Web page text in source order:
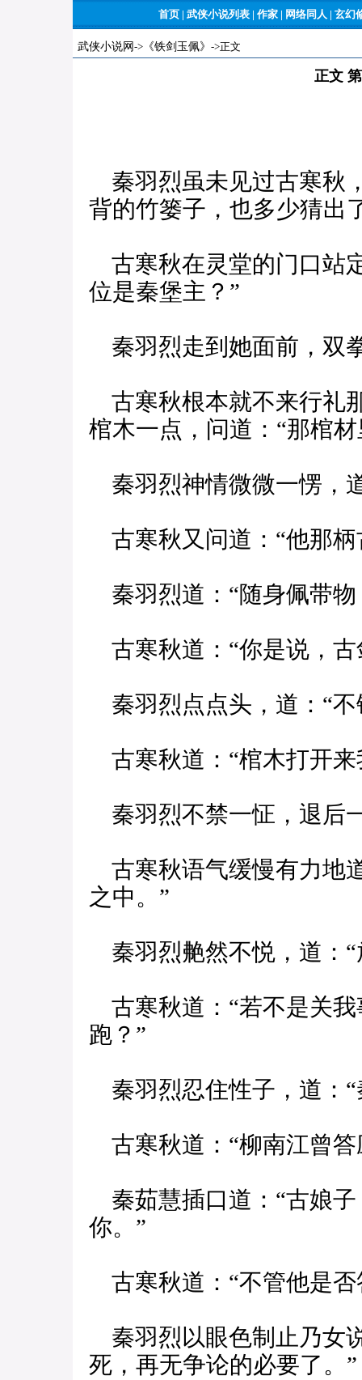
首页 | 武侠小说列表 | 作家 | 网络同人 | 玄幻
武侠小说网 -> 《铁剑玉佩》 ->正文
正文
秦羽烈虽未见过古寒秋
背的竹篓子，也多少猜出
古寒秋在灵堂的门口站
位是秦堡主？”
秦羽烈走到她面前，双
古寒秋根本就不来行礼
棺木一点，问道：“那棺
秦羽烈神情微微一愣，
古寒秋又问道：“他那柄
秦羽烈道：“随身佩带物
古寒秋道：“你是说，古
秦羽烈点点头，道：“不
古寒秋道：“棺木打开来
秦羽烈不禁一怔，退后
古寒秋语气缓慢有力地
之中。”
秦羽烈艴然不悦，道：“
古寒秋道：“若不是关
跑？”
秦羽烈忍住性子，道：“
古寒秋道：“柳南江曾答
秦茹慧插口道：“古娘
你。”
古寒秋道：“不管他是
秦羽烈以眼色制止乃女
死，再无争论的必要了。”